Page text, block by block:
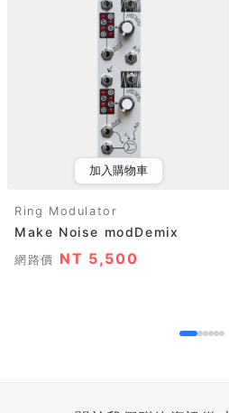
加入購物車
Ring Modulator
Make Noise modDemix
網路價 NT 5,500